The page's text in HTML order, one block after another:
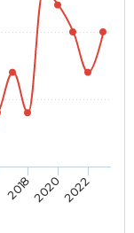
201820202022